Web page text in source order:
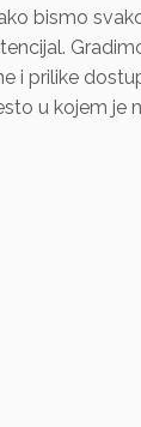
bismo
i prilike
u kojem je